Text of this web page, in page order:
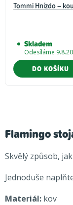
Tommi Hnízdo –
Skladem
Odesíláme
DO KOŠÍKU
Flamingo
Skvělý způsob,
Jednoduše
Materiál: kov